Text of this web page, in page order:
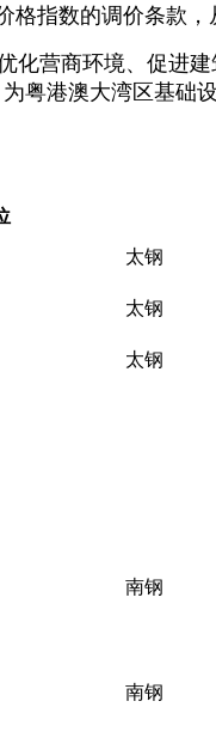
指数的调价条款，
营商环境、促进
粤港澳大湾区基础
太钢
太钢
太钢
南钢
南钢